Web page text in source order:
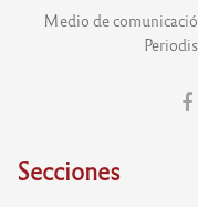
Medio de
Secciones